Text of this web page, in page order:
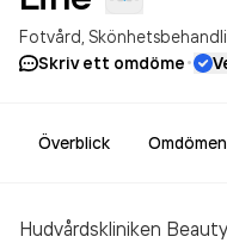
Fotvård
Skriv ett omdöme·
Överblick Omdömen
Hudvårdskliniken